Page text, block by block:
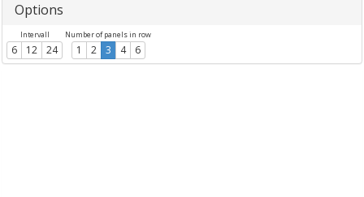
Options
Intervall
6 12 24
Number of panels in row
1 2 3 4 6